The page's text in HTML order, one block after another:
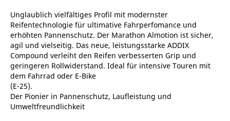
Unglaublich vielfältiges Profil mit modernster
Reifentechnologie für ultimative Fahrperfomance und
erhöhten Pannenschutz. Der Marathon Almotion ist sicher,
agil und vielseitig. Das neue, leistungsstarke ADDIX
Compound verleiht den Reifen verbesserten Grip und
geringeren Rollwiderstand. Ideal für intensive Touren mit
dem Fahrrad oder E-Bike
(E-25).
Der Pionier in Pannenschutz, Laufleistung und
Umweltfreundlichkeit